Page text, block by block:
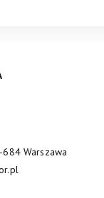
684 Warszawa